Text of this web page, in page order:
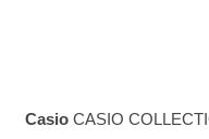
Casio CASIO